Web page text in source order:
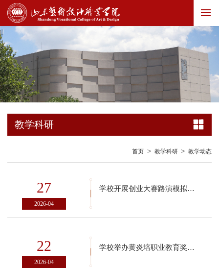
教学科研
首页 > 教学科研 > 教学动态
27
2026-04
学校开展创业大赛路演模拟打磨活动
22
2026-04
学校举办黄炎培职业教育奖创业规划大赛专项指导培训